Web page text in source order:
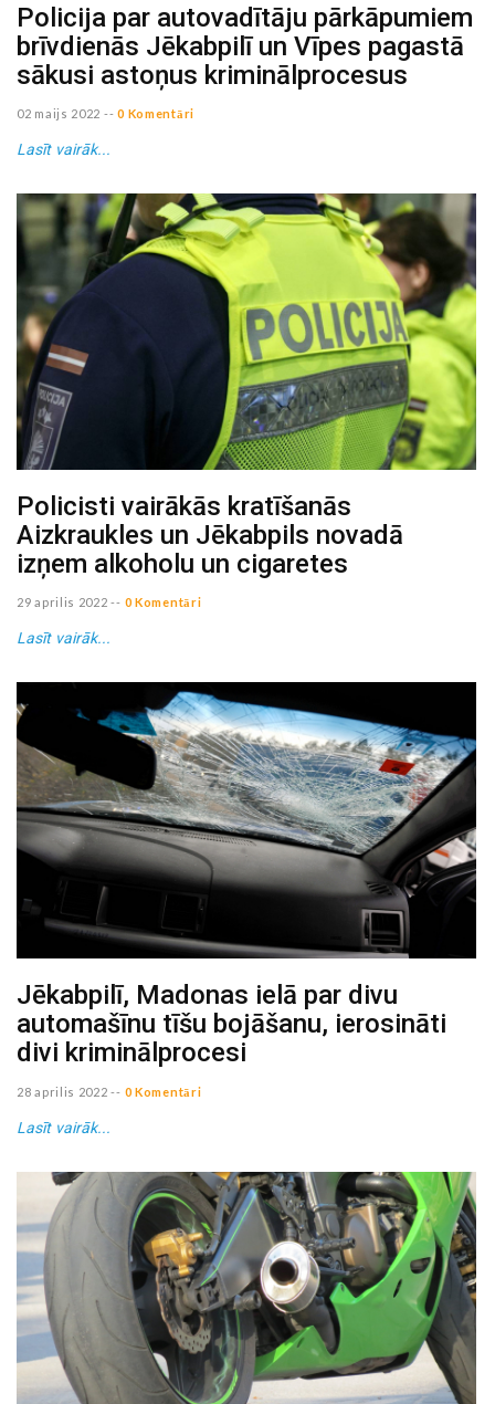
Policija par autovadītāju pārkāpumiem
brīvdienās Jēkabpilī un Vīpes pagastā
sākusi astoņus kriminālprocesus
02 maijs 2022 -- 0 Komentāri
Lasīt vairāk...
Policisti vairākās kratīšanās
Aizkraukles un Jēkabpils novadā
izņem alkoholu un cigaretes
29 aprilis 2022 -- 0 Komentāri
Lasīt vairāk...
Jēkabpilī, Madonas ielā par divu
automašīnu tīšu bojāšanu, ierosināti
divi kriminālprocesi
28 aprilis 2022 -- 0 Komentāri
Lasīt vairāk...